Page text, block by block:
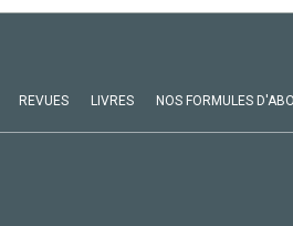
REVUES LIVRES NOS FORMULES